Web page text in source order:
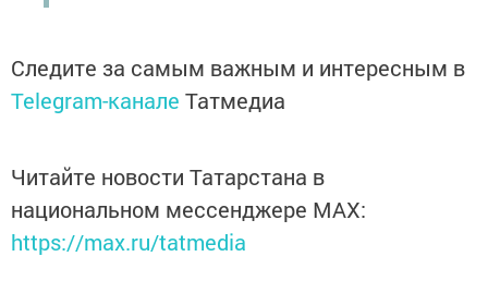
Следите за самым важным и интересным в
Telegram-канале Татмедиа
Читайте новости Татарстана в
национальном мессенджере MАХ:
https://max.ru/tatmedia